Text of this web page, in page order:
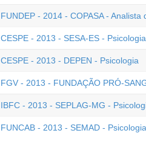
FUNDEP - 2014 - COPASA -
CESPE - 2013 - SESA-ES - Psicologia
CESPE - 2013 - DEPEN - Psicologia
FGV - 2013 - FUNDAÇÃO PRÓ-
IBFC - 2013 - SEPLAG-MG -
FUNCAB - 2013 - SEMAD - Psicologia